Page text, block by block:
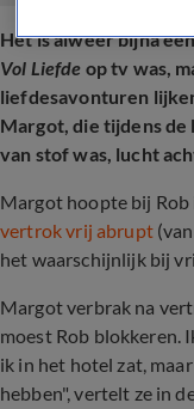
Het is alweer bijna
Vol Liefde op tv was,
liefdesavonturen
Margot, die tijdens
van stof was, lucht
Margot hoopte bij Rob
vertrok vrij abrupt
het waarschijnlijk bij
Margot verbrak na
moest Rob blokkeren.
ik in het hotel zat,
hebben", vertelt ze in